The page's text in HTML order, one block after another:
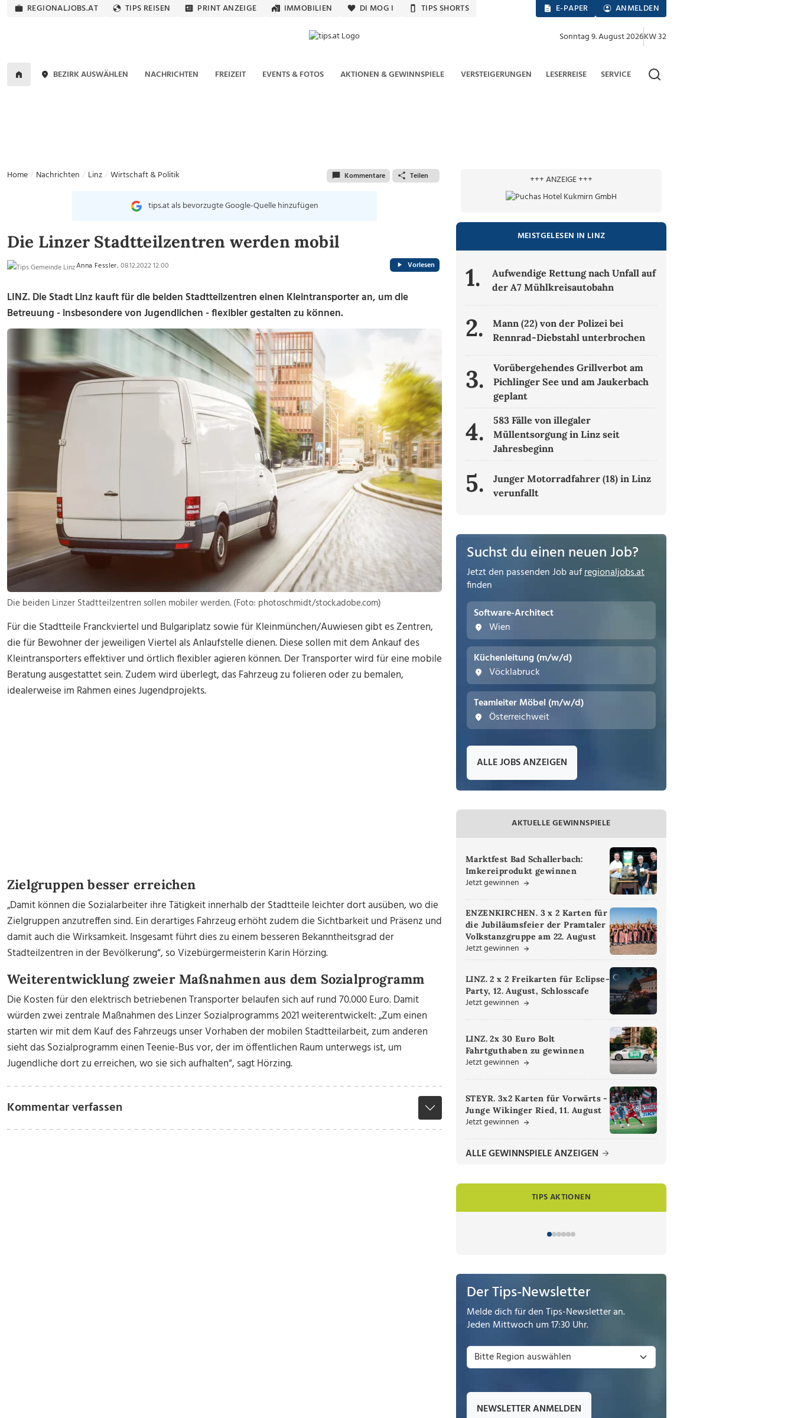
REGIONALJOBS.AT TIPS REISEN PRINT ANZEIGE IMMOBILIEN DI MOG I TIPS SHORTS E-PAPER ANMELDEN
Sonntag 9. August 2026KW 32
BEZIRK AUSWÄHLEN NACHRICHTEN FREIZEIT EVENTS & FOTOS AKTIONEN & GEWINNSPIELE VERSTEIGERUNGEN LESERREISE SERVICE
Home Nachrichten Linz Wirtschaft & Politik Kommentare Teilen
tips.at als bevorzugte Google-Quelle hinzufügen
Die Linzer Stadtteilzentren werden mobil
Anna Fessler, 08.12.2022 12:00 Vorlesen
LINZ. Die Stadt Linz kauft für die beiden Stadtteilzentren einen Kleintransporter an, um die
Betreuung - insbesondere von Jugendlichen - flexibler gestalten zu können.
Die beiden Linzer Stadtteilzentren sollen mobiler werden. (Foto: photoschmidt/stock.adobe.com)
Für die Stadtteile Franckviertel und Bulgariplatz sowie für Kleinmünchen/Auwiesen gibt es Zentren,
die für Bewohner der jeweiligen Viertel als Anlaufstelle dienen. Diese sollen mit dem Ankauf des
Kleintransporters effektiver und örtlich flexibler agieren können. Der Transporter wird für eine mobile
Beratung ausgestattet sein. Zudem wird überlegt, das Fahrzeug zu folieren oder zu bemalen,
idealerweise im Rahmen eines Jugendprojekts.
Zielgruppen besser erreichen
„Damit können die Sozialarbeiter ihre Tätigkeit innerhalb der Stadtteile leichter dort ausüben, wo die
Zielgruppen anzutreffen sind. Ein derartiges Fahrzeug erhöht zudem die Sichtbarkeit und Präsenz und
damit auch die Wirksamkeit. Insgesamt führt dies zu einem besseren Bekanntheitsgrad der
Stadteilzentren in der Bevölkerung“, so Vizebürgermeisterin Karin Hörzing.
Weiterentwicklung zweier Maßnahmen aus dem Sozialprogramm
Die Kosten für den elektrisch betriebenen Transporter belaufen sich auf rund 70.000 Euro. Damit
würden zwei zentrale Maßnahmen des Linzer Sozialprogramms 2021 weiterentwickelt: „Zum einen
starten wir mit dem Kauf des Fahrzeugs unser Vorhaben der mobilen Stadtteilarbeit, zum anderen
sieht das Sozialprogramm einen Teenie-Bus vor, der im öffentlichen Raum unterwegs ist, um
Jugendliche dort zu erreichen, wo sie sich aufhalten“, sagt Hörzing.
Kommentar verfassen
+++ ANZEIGE +++
MEISTGELESEN IN LINZ
1.
Aufwendige Rettung nach Unfall auf
der A7 Mühlkreisautobahn
2.
Mann (22) von der Polizei bei
Rennrad-Diebstahl unterbrochen
3.
Vorübergehendes Grillverbot am
Pichlinger See und am Jaukerbach
geplant
4.
583 Fälle von illegaler
Müllentsorgung in Linz seit
Jahresbeginn
5.
Junger Motorradfahrer (18) in Linz
verunfallt
Suchst du einen neuen Job?
Jetzt den passenden Job aufregionaljobs.at
finden
Software-Architect
Wien
Küchenleitung (m/w/d)
Vöcklabruck
Teamleiter Möbel (m/w/d)
Österreichweit
ALLE JOBS ANZEIGEN
AKTUELLE GEWINNSPIELE
Marktfest Bad Schallerbach:
Imkereiprodukt gewinnen
Jetzt gewinnen
ENZENKIRCHEN. 3 x 2 Karten für
die Jubiläumsfeier der Pramtaler
Volkstanzgruppe am 22. August
Jetzt gewinnen
LINZ. 2 x 2 Freikarten für Eclipse-
Party, 12. August, Schlosscafe
Jetzt gewinnen
LINZ. 2x 30 Euro Bolt
Fahrtguthaben zu gewinnen
Jetzt gewinnen
STEYR. 3x2 Karten für Vorwärts -
Junge Wikinger Ried, 11. August
Jetzt gewinnen
ALLE GEWINNSPIELE ANZEIGEN
TIPS AKTIONEN
Der Tips-Newsletter
Melde dich für den Tips-Newsletter an.
Jeden Mittwoch um 17:30 Uhr.
NEWSLETTER ANMELDEN